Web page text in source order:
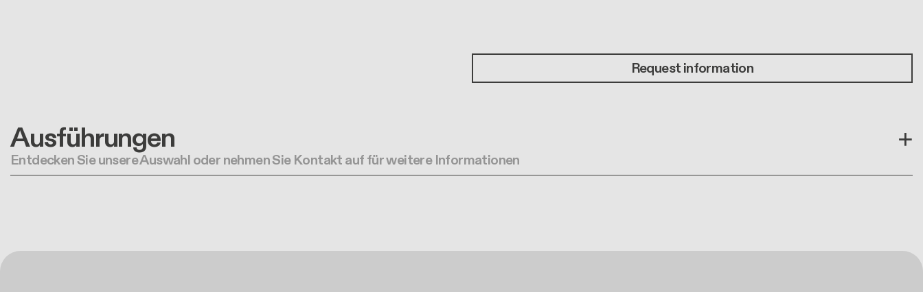
Request information
Ausführungen
Entdecken Sie unsere Auswahl oder nehmen Sie Kontakt auf für weitere Informationen